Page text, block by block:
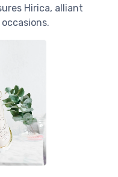
Hirica, alliant